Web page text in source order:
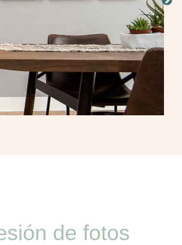
de fotos